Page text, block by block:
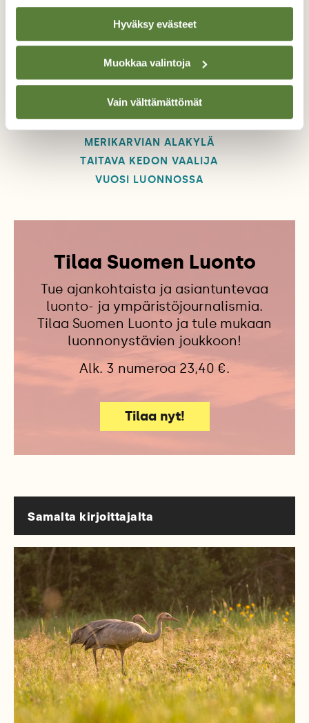
Hyväksy evästeet
Muokkaa valintoja
Vain välttämättömät
linjan luontoharrastajana hän on kirjoittanut ja
kuvannut vuosien mittaan monia juttuja myös
kirjoittama ja kuvaama kirja "Tii tii tiainen" ilmestyi
vuonna 2017.
KETO KISSANKELLO
MERIKARVIA
MERIKARVIAN ALAKYLÄ
TAITAVA KEDON VAALIJA
VUOSI LUONNOSSA
Tilaa Suomen Luonto
Tue ajankohtaista ja asiantuntevaa
luonto- ja ympäristöjournalismia.
Tilaa Suomen Luonto ja tule mukaan
luonnonystävien joukkoon!
Alk. 3 numeroa 23,40 €.
Tilaa nyt!
Samalta kirjoittajalta